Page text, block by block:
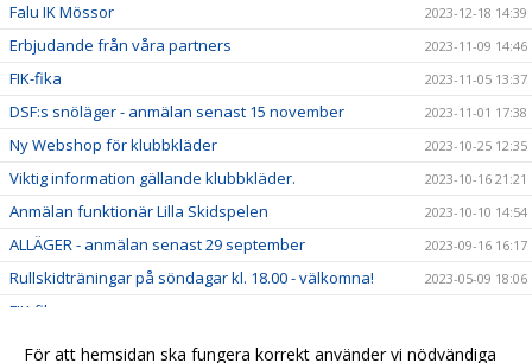
Falu IK Mössor 2023-12-18 14:39
Erbjudande från våra partners 2023-11-09 14:46
FIK-fika 2023-11-05 13:37
DSF:s snöläger - anmälan senast 15 november 2023-11-01 17:38
Ny Webshop för klubbkläder 2023-10-25 12:35
Viktig information gällande klubbkläder. 2023-10-16 21:21
Anmälan funktionär Lilla Skidspelen 2023-10-10 14:54
ALLÄGER - anmälan senast 29 september 2023-09-16 16:17
Rullskidträningar på söndagar kl. 18.00 - välkomna! 2023-05-09 18:06
FIK-fika
Hög tid att välja funktionärspass 2023-01-07 08:39
För att hemsidan ska fungera korrekt använder vi nödvändiga